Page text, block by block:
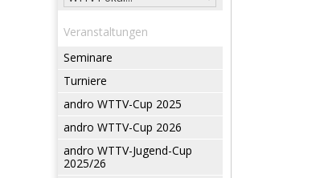
Veranstaltungen
Seminare
Turniere
andro WTTV-Cup 2025
andro WTTV-Cup 2026
andro WTTV-Jugend-Cup
2025/26